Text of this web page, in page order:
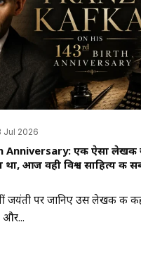
Jul 2026
Anniversary: एक ऐसा लेखक
था, आज वही विश्व साहित्य की
जयंती पर जानिए उस लेखक की